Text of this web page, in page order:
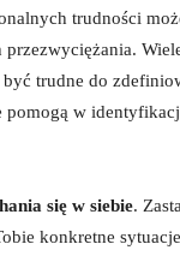
trudności
trudne do
pomogą w
się w siebie.
konkretne